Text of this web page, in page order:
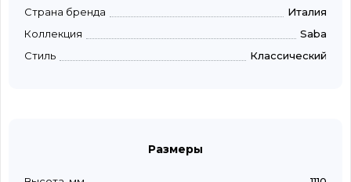
Страна бренда
Италия
Коллекция
Saba
Стиль
Классический
Размеры